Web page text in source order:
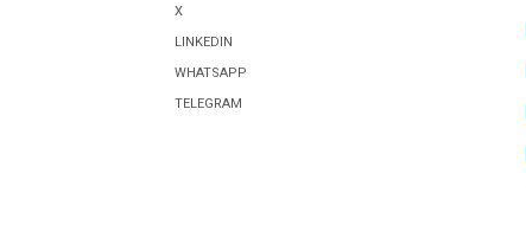
X
LINKEDIN
WHATSAPP
TELEGRAM